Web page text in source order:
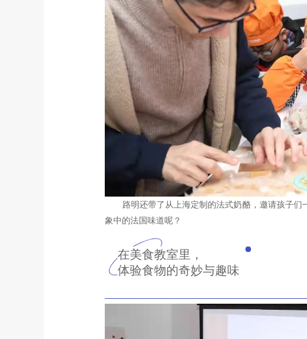
路明还带了从上海定制的法式奶酪，邀请孩子们
象中的法国味道呢？
在美食教室里，
体验食物的奇妙与趣味